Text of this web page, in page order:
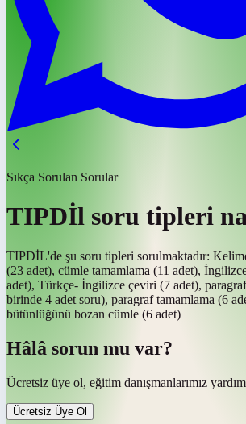
Sıkça Sorulan Sorular
TIPDİl soru tipleri
TIPDİL'de şu soru tipleri sorulmaktadır:
(23 adet), cümle tamamlama (11 adet),
adet), Türkçe- İngilizce çeviri (7 adet),
birinde 4 adet soru), paragraf tamamlama (6
bütünlüğünü bozan cümle (6 adet)
Hâlâ sorun mu var?
Ücretsiz üye ol, eğitim danışmanlarımız
Ücretsiz Üye Ol